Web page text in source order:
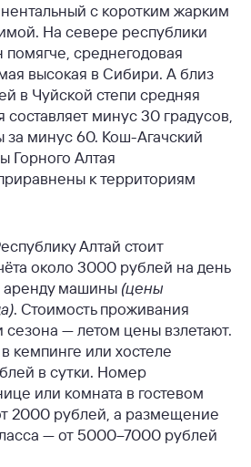
с коротким жарким
На севере республики
среднегодовая
высокая в Сибири. А близ
в Чуйской степи средняя
составляет минус 30 градусов,
за минус 60. Кош-Агачский
Горного Алтая
к территориям
Алтай стоит
около 3000 рублей на день
аренду машины (цены
. Стоимость проживания
сезона — летом цены взлетают.
кемпинге или хостеле
в сутки. Номер
или комната в гостевом
2000 рублей, а размещение
— от 5000–7000 рублей